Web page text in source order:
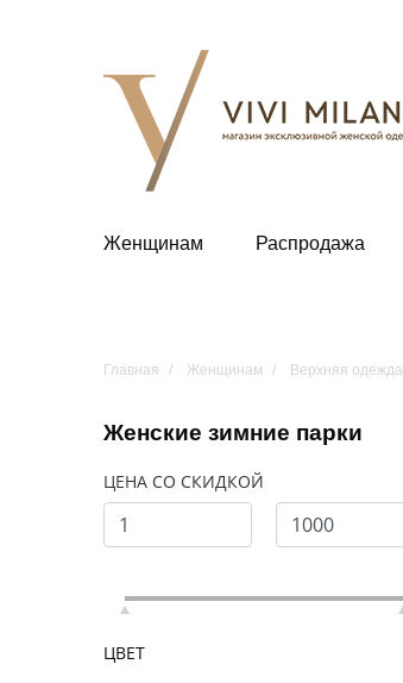
Женщинам Распродажа
Главная Женщинам Верхняя одежда
Женские зимние парки
ЦЕНА СО СКИДКОЙ
ЦВЕТ